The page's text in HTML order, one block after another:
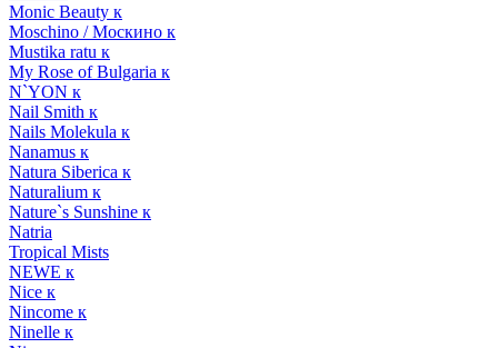
Monic Beauty к
Moschino / Москино к
Mustika ratu к
My Rose of Bulgaria к
N`YON к
Nail Smith к
Nails Molekula к
Nanamus к
Natura Siberica к
Naturalium к
Nature`s Sunshine к
Natria
Tropical Mists
NEWE к
Nice к
Nincome к
Ninelle к